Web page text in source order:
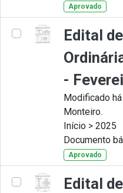
Aprovado
Edital
-
Modificado
Monteiro.
Início > 2025
Documento
Aprovado
Edital